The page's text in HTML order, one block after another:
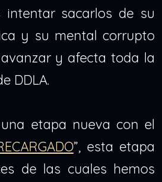
sacarlos de su
y su mental corrupto
y afecta toda la
DDLA.
etapa nueva con el
”, esta etapa
de las cuales hemos